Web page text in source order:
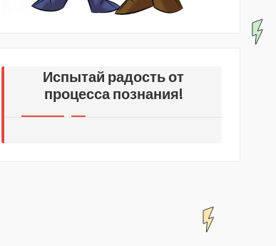
Испытай радость от
процесса познания!